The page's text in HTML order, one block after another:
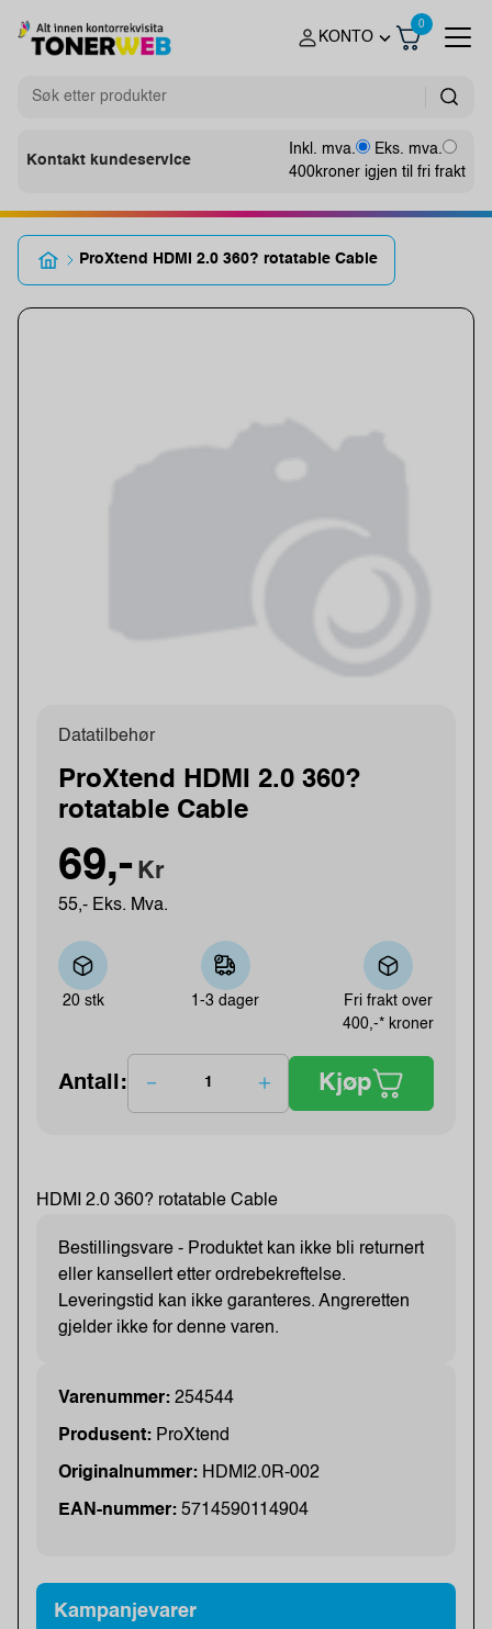
KONTO
0
Kontakt kundeservice
Inkl. mva.
Eks. mva.
400kroner igjen til fri frakt
ProXtend HDMI 2.0 360? rotatable Cable
Datatilbehør
ProXtend HDMI 2.0 360?
rotatable Cable
69,- Kr
55,- Eks. Mva.
20 stk 1-3 dager
Fri frakt over
400,-* kroner
Antall: Kjøp
HDMI 2.0 360? rotatable Cable
Bestillingsvare - Produktet kan ikke bli returnert
eller kansellert etter ordrebekreftelse.
Leveringstid kan ikke garanteres. Angreretten
gjelder ikke for denne varen.
Varenummer: 254544
Produsent: ProXtend
Originalnummer: HDMI2.0R-002
EAN-nummer: 5714590114904
Kampanjevarer